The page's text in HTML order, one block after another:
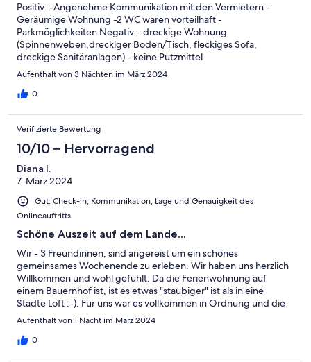
Positiv: -Angenehme Kommunikation mit den Vermietern -
Geräumige Wohnung -2 WC waren vorteilhaft -
Parkmöglichkeiten Negativ: -dreckige Wohnung
(Spinnenweben,dreckiger Boden/Tisch, fleckiges Sofa,
dreckige Sanitäranlagen) - keine Putzmittel
(Besen,Wischmop,Staubsauger) - Kühlschrank war unsauber
kein passendes Bettlaken für die Futonssofas - Im Bereich des
Verducklungsmöglichkeiten
Aufenthalt von 3 Nächten im März 2024
0
Verifizierte Bewertung
10/10 – Hervorragend
Diana I.
7. März 2024
Gut: Check-in, Kommunikation, Lage und Genauigkeit des
Onlineauftritts
Schöne Auszeit auf dem Lande...
Wir - 3 Freundinnen, sind angereist um ein schönes
gemeinsames Wochenende zu erleben. Wir haben uns herzlich
Willkommen und wohl gefühlt. Da die Ferienwohnung auf
einem Bauernhof ist, ist es etwas "staubiger" ist als in eine
Städte Loft :-). Für uns war es vollkommen in Ordnung und die
Vermieter sind super sympatisch und freundlich.Landleben pur.
Aufenthalt von 1 Nacht im März 2024
0